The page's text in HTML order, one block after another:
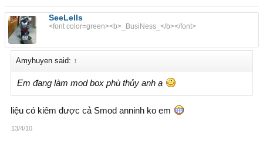
SeeLells
<font color=green><b>_BusiNess_</b></font>
Amyhuyen said: ↑
Em đang làm mod box phù thủy anh ạ
liệu có kiêm được cả Smod anninh ko em
13/4/10